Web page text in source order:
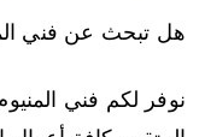
هل تبحث عن فني
نوفر لكم فني